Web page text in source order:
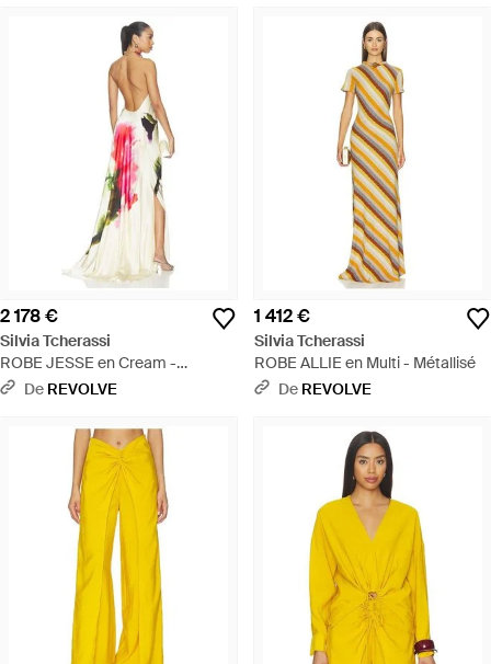
2 178 €
Silvia Tcherassi
ROBE JESSE en Cream -
Multicolore
De REVOLVE
1 412 €
Silvia Tcherassi
ROBE ALLIE en Multi - Métallisé
De REVOLVE